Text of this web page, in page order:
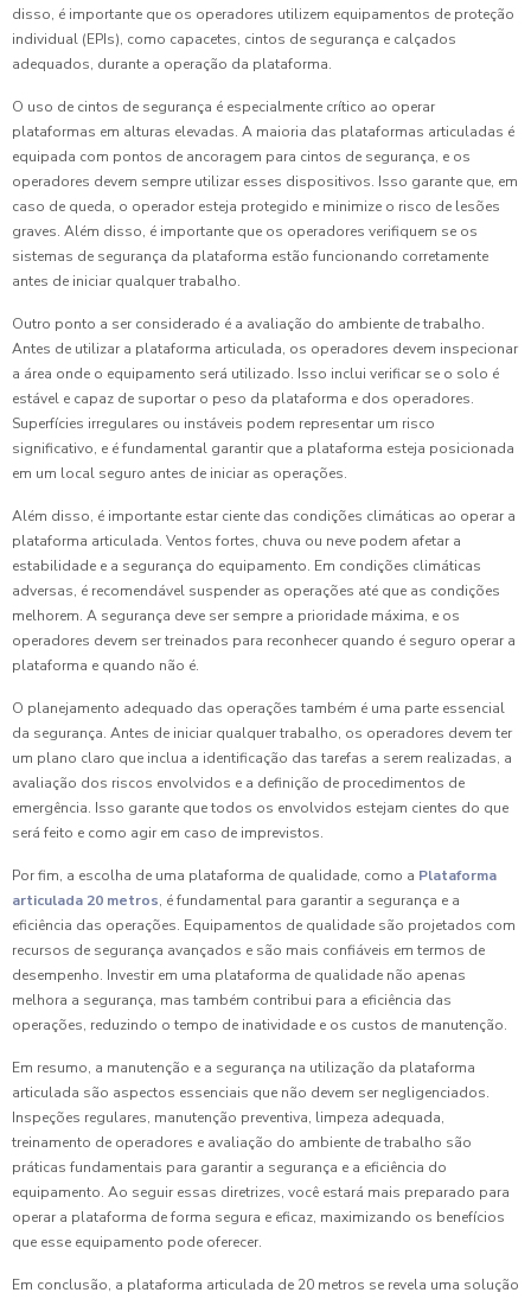
disso, é importante que os operadores utilizem equipamentos de proteção
individual (EPIs), como capacetes, cintos de segurança e calçados
adequados, durante a operação da plataforma.
O uso de cintos de segurança é especialmente crítico ao operar
plataformas em alturas elevadas. A maioria das plataformas articuladas é
equipada com pontos de ancoragem para cintos de segurança, e os
operadores devem sempre utilizar esses dispositivos. Isso garante que, em
caso de queda, o operador esteja protegido e minimize o risco de lesões
graves. Além disso, é importante que os operadores verifiquem se os
sistemas de segurança da plataforma estão funcionando corretamente
antes de iniciar qualquer trabalho.
Outro ponto a ser considerado é a avaliação do ambiente de trabalho.
Antes de utilizar a plataforma articulada, os operadores devem inspecionar
a área onde o equipamento será utilizado. Isso inclui verificar se o solo é
estável e capaz de suportar o peso da plataforma e dos operadores.
Superfícies irregulares ou instáveis podem representar um risco
significativo, e é fundamental garantir que a plataforma esteja posicionada
em um local seguro antes de iniciar as operações.
Além disso, é importante estar ciente das condições climáticas ao operar a
plataforma articulada. Ventos fortes, chuva ou neve podem afetar a
estabilidade e a segurança do equipamento. Em condições climáticas
adversas, é recomendável suspender as operações até que as condições
melhorem. A segurança deve ser sempre a prioridade máxima, e os
operadores devem ser treinados para reconhecer quando é seguro operar a
plataforma e quando não é.
O planejamento adequado das operações também é uma parte essencial
da segurança. Antes de iniciar qualquer trabalho, os operadores devem ter
um plano claro que inclua a identificação das tarefas a serem realizadas, a
avaliação dos riscos envolvidos e a definição de procedimentos de
emergência. Isso garante que todos os envolvidos estejam cientes do que
será feito e como agir em caso de imprevistos.
Por fim, a escolha de uma plataforma de qualidade, como a Plataforma
articulada 20 metros, é fundamental para garantir a segurança e a
eficiência das operações. Equipamentos de qualidade são projetados com
recursos de segurança avançados e são mais confiáveis em termos de
desempenho. Investir em uma plataforma de qualidade não apenas
melhora a segurança, mas também contribui para a eficiência das
operações, reduzindo o tempo de inatividade e os custos de manutenção.
Em resumo, a manutenção e a segurança na utilização da plataforma
articulada são aspectos essenciais que não devem ser negligenciados.
Inspeções regulares, manutenção preventiva, limpeza adequada,
treinamento de operadores e avaliação do ambiente de trabalho são
práticas fundamentais para garantir a segurança e a eficiência do
equipamento. Ao seguir essas diretrizes, você estará mais preparado para
operar a plataforma de forma segura e eficaz, maximizando os benefícios
que esse equipamento pode oferecer.
Em conclusão, a plataforma articulada de 20 metros se revela uma solução